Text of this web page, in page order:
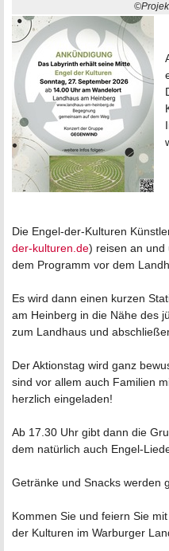
Die Engel-der-Kulturen
der-kulturen.de) reisen an und
dem Programm vor dem
Es wird dann einen kurzen
am Heinberg in die Nähe des
zum Landhaus und
Der Aktionstag wird ganz
sind vor allem auch Familien
herzlich eingeladen!
Ab 17.30 Uhr gibt dann die
dem natürlich auch Engel-
Getränke und Snacks werden
Kommen Sie und feiern Sie
der Kulturen im Warburger